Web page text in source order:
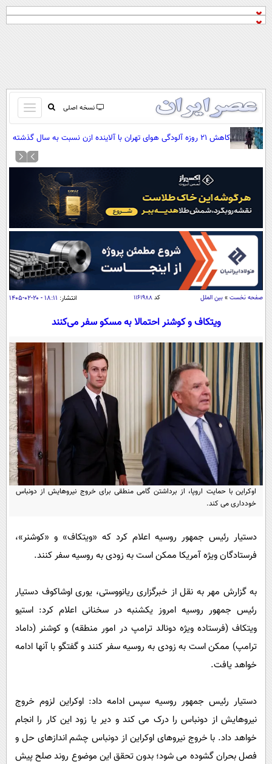
نسخه اصلی
باز
و
بسته
کردن
صفحه اول
آرشیو
نظرسنجی
آب و هوا
اوقات شرعی
سواد زندگی
اقتصاد
اقتصادی
جامعه
یک برش دانایی
محیط زیست
سفر و تفریح
علم و دانش
اخبار کریپتو
گوناگون
سرگرمی
باشگاه مغز
فیلم
اقتصاد
گوناگون
بین الملل
حیات وحش
عصر ایران 2
آشپزی
دانلود
کاهش ۲۱ روزه آلودگی هوای تهران با آلاینده ازن نسبت به سال گذشته
صفحه نخست » بین الملل کد۱۱۶۱۹۸۸ انتشار: ۱۸:۱۱ - ۲۰-۰۲-۱۴۰۵
ویتکاف و کوشنر احتمالا به مسکو سفر می‌کنند
اوکراین با حمایت اروپا، از برداشتن گامی منطقی برای خروج نیروهایش از دونباس
خودداری می‌ کند.
دستیار رئیس‌ جمهور روسیه اعلام کرد که «ویتکاف» و «کوشنر»،
فرستادگان ویژه آمریکا ممکن است به زودی به روسیه سفر کنند.
به گزارش مهر به نقل از خبرگزاری ریانووستی، یوری اوشاکوف دستیار
رئیس‌ جمهور روسیه امروز یکشنبه در سخنانی اعلام کرد: استیو
ویتکاف (فرستاده ویژه دونالد ترامپ در امور منطقه) و کوشنر (داماد
ترامپ) ممکن است به زودی به روسیه سفر کنند و گفتگو با آنها ادامه
خواهد یافت.
دستیار رئیس‌ جمهور روسیه سپس ادامه داد: اوکراین لزوم خروج
نیروهایش از دونباس را درک می‌ کند و دیر یا زود این کار را انجام
خواهد داد. با خروج نیروهای اوکراین از دونباس چشم‌ اندازهای حل و
فصل بحران گشوده می‎ شود؛ بدون تحقق این موضوع روند صلح پیش